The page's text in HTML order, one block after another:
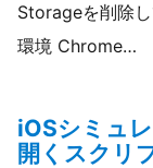
Storageを削除
環境 Chrome…
iOSシミュ
開くスクリ